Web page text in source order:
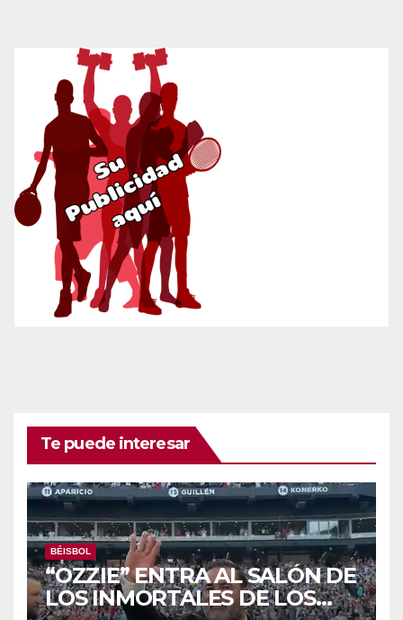
Te puede interesar
BÉISBOL
“OZZIE” ENTRA AL SALÓN DE
LOS INMORTALES DE LOS